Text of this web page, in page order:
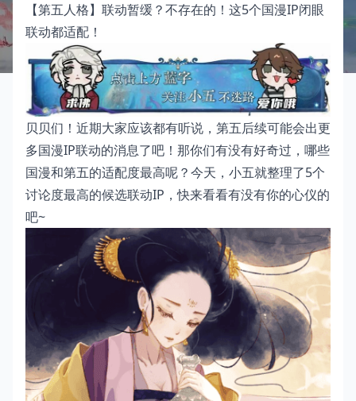
【第五人格】联动暂缓？不存在的！这5个国漫IP闭眼
联动都适配！
贝贝们！近期大家应该都有听说，第五后续可能会出更
多国漫IP联动的消息了吧！那你们有没有好奇过，哪些
国漫和第五的适配度最高呢？今天，小五就整理了5个
讨论度最高的候选联动IP，快来看看有没有你的心仪的
吧~